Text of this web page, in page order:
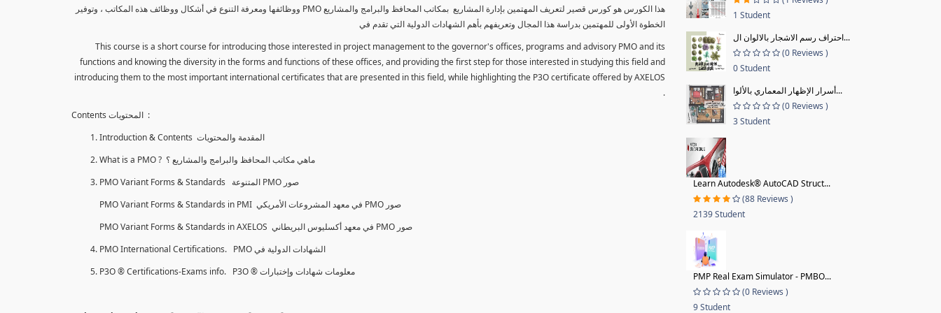
هذا الكورس هو كورس قصير لتعريف المهتمين بإدارة المشاريع بمكاتب المحافظ والبرامج والمشاريع PMO ووظائفها ومعرفة التنوع في أشكال ووظائف هذه المكاتب ، وتوفير
الخطوة الأولى للمهتمين بدراسة هذا المجال وتعريفهم بأهم الشهادات الدولية التي تقدم في
This course is a short course for introducing those interested in project management to the governor's offices, programs and advisory PMO and its
functions and knowing the diversity in the forms and functions of these offices, and providing the first step for those interested in studying this field and
introducing them to the most important international certificates that are presented in this field, while highlighting the P3O certificate offered by AXELOS
.
Contents المحتويات :
Introduction & Contents المقدمة والمحتويات
What is a PMO ? ماهي مكاتب المحافظ والبرامج والمشاريع ؟
PMO Variant Forms & Standards المتنوعة PMO صور
PMO Variant Forms & Standards in PMI في معهد المشروعات الأمريكي PMO صور
PMO Variant Forms & Standards in AXELOS في معهد أكسليوس البريطاني PMO صور
PMO International Certifications. PMO الشهادات الدولية في
P3O ® Certifications-Exams info. P3O ® معلومات شهادات وإختبارات
1 Student
احتراف رسم الاشجار بالالوان ال...
(0 Reviews )
0 Student
أسرار الإظهار المعماري بالألوا...
(0 Reviews )
3 Student
Learn Autodesk® AutoCAD Struct...
(88 Reviews )
2139 Student
PMP Real Exam Simulator - PMBO...
(0 Reviews )
9 Student